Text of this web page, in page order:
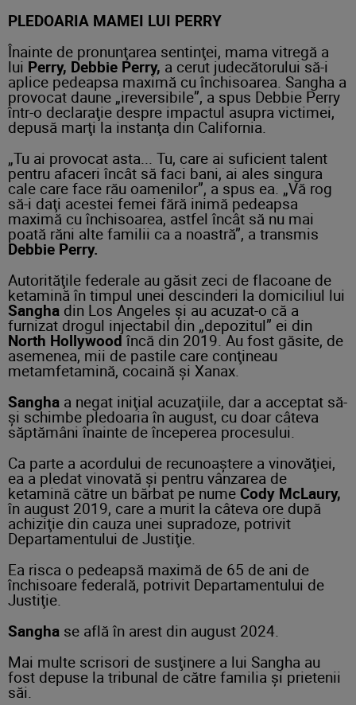
PLEDOARIA MAMEI LUI PERRY
Înainte de pronunţarea sentinţei, mama vitregă a
lui Perry, Debbie Perry, a cerut judecătorului să-i
aplice pedeapsa maximă cu închisoarea. Sangha a
provocat daune „ireversibile”, a spus Debbie Perry
într-o declaraţie despre impactul asupra victimei,
depusă marţi la instanţa din California.
„Tu ai provocat asta... Tu, care ai suficient talent
pentru afaceri încât să faci bani, ai ales singura
cale care face rău oamenilor”, a spus ea. „Vă rog
să-i daţi acestei femei fără inimă pedeapsa
maximă cu închisoarea, astfel încât să nu mai
poată răni alte familii ca a noastră”, a transmis
Debbie Perry.
Autorităţile federale au găsit zeci de flacoane de
ketamină în timpul unei descinderi la domiciliul lui
Sangha din Los Angeles şi au acuzat-o că a
furnizat drogul injectabil din „depozitul” ei din
North Hollywoodîncă din 2019. Au fost găsite, de
asemenea, mii de pastile care conţineau
metamfetamină, cocaină şi Xanax.
Sangha a negat iniţial acuzaţiile, dar a acceptat să-
şi schimbe pledoaria în august, cu doar câteva
săptămâni înainte de începerea procesului.
Ca parte a acordului de recunoaştere a vinovăţiei,
ea a pledat vinovată şi pentru vânzarea de
ketamină către un bărbat pe nume Cody McLaury,
în august 2019, care a murit la câteva ore după
achiziţie din cauza unei supradoze, potrivit
Departamentului de Justiţie.
Ea risca o pedeapsă maximă de 65 de ani de
închisoare federală, potrivit Departamentului de
Justiţie.
Sangha se află în arest din august 2024.
Mai multe scrisori de susţinere a lui Sangha au
fost depuse la tribunal de către familia şi prietenii
săi.